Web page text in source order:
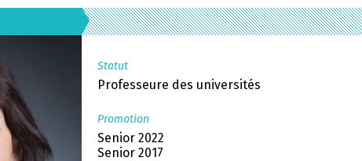
Statut
Professeure des universités
Promotion
Senior 2022
Senior 2017